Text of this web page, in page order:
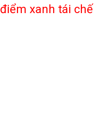
điểm xanh tái chế